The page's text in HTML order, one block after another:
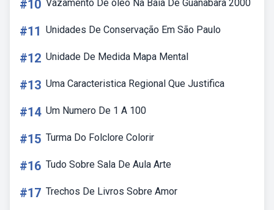
#10 Vazamento De óleo Na Baia De Guanabara 2000
#11 Unidades De Conservação Em São Paulo
#12 Unidade De Medida Mapa Mental
#13 Uma Caracteristica Regional Que Justifica
#14 Um Numero De 1 A 100
#15 Turma Do Folclore Colorir
#16 Tudo Sobre Sala De Aula Arte
#17 Trechos De Livros Sobre Amor